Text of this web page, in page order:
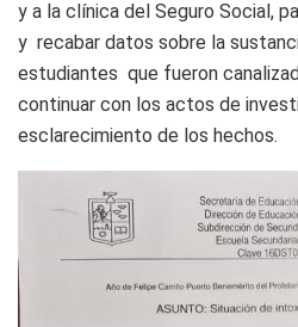
y a la clínica del Seguro Social,
y recabar datos sobre la
estudiantes que fueron
continuar con los actos de
esclarecimiento de los hechos.